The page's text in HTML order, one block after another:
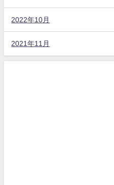
2022年10月
2021年11月